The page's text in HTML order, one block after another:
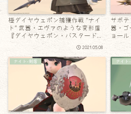
極ダイヤウェポン捕獲作戦 “ナイ
ト” 武器・エヴァのような変形盾
『ダイヤウェポン・バスタードソ
ード＆スクトゥム』
2021.05.08
サボ
器・
ョー
ナイト-剣盾 ナイト